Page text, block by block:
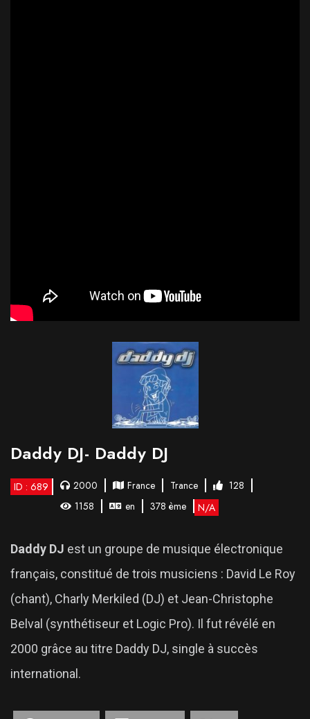
Daddy DJ- Daddy DJ
ID : 689 2000 France Trance
128
1158
en 378 ème N/A
Daddy DJ est un groupe de musique électronique
français, constitué de trois musiciens : David Le Roy
(chant), Charly Merkiled (DJ) et Jean-Christophe
Belval (synthétiseur et Logic Pro). Il fut révélé en
2000 grâce au titre Daddy DJ, single à succès
international.